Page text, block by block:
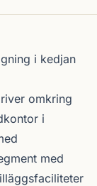
i kedjan
omkring
i
med